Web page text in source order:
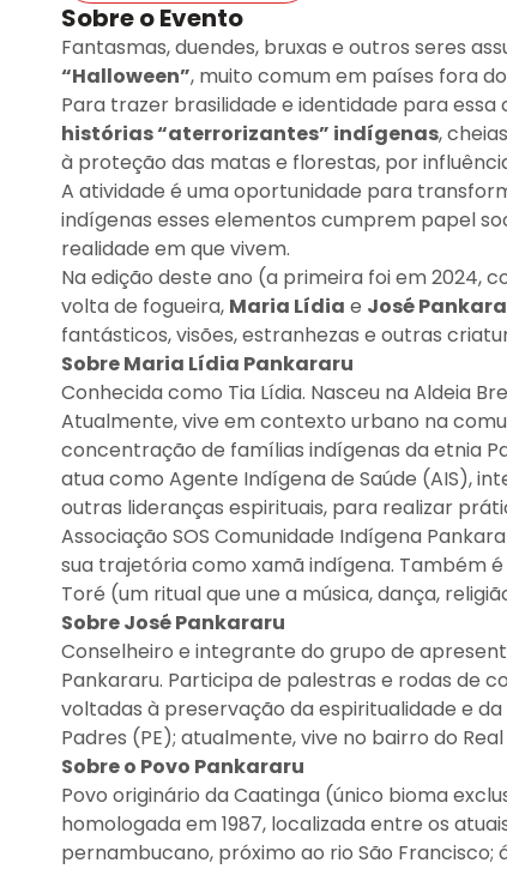
Sobre o Evento
Fantasmas, duendes, bruxas e outros seres
“Halloween”, muito comum em países fora do
Para trazer brasilidade e identidade para essa
histórias “aterrorizantes” indígenas,
à proteção das matas e florestas, por
A atividade é uma oportunidade para
indígenas esses elementos cumprem papel
realidade em que vivem.
Na edição deste ano (a primeira foi em 2024,
volta de fogueira, Maria Lídia e José
fantásticos, visões, estranhezas e outras
Sobre Maria Lídia Pankararu
Conhecida como Tia Lídia. Nasceu na Aldeia
Atualmente, vive em contexto urbano na
concentração de famílias indígenas da etnia
atua como Agente Indígena de Saúde (AIS),
outras lideranças espirituais, para realizar
Associação SOS Comunidade Indígena
sua trajetória como xamã indígena. Também
Toré (um ritual que une a música, dança,
Sobre José Pankararu
Conselheiro e integrante do grupo de
Pankararu. Participa de palestras e rodas de
voltadas à preservação da espiritualidade e
Padres (PE); atualmente, vive no bairro do Real
Sobre o Povo Pankararu
Povo originário da Caatinga (único bioma
homologada em 1987, localizada entre os
pernambucano, próximo ao rio São